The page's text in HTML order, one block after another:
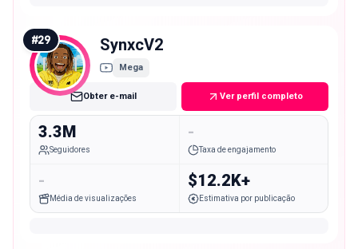
#29 SynxcV2
Mega
Obter e-mail Ver perfil completo
3.3M
Seguidores
-
Taxa de engajamento
-
Média de visualizações
$12.2K+
Estimativa por publicação